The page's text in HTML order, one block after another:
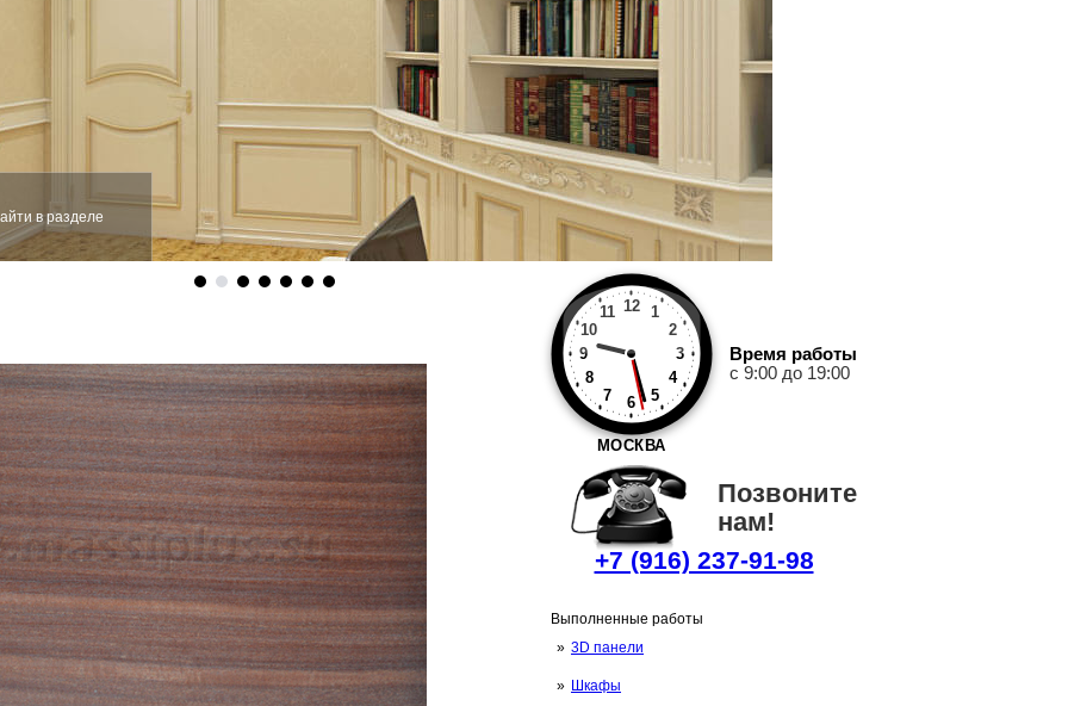
в разделе
1
2
3
4
5
6
7
8
9
10
11 12
МОСКВА
Время работы
с 9:00 до 19:00
Позвоните
нам!
+7 (916) 237-91-98
Выполненные работы
3D панели
Шкафы